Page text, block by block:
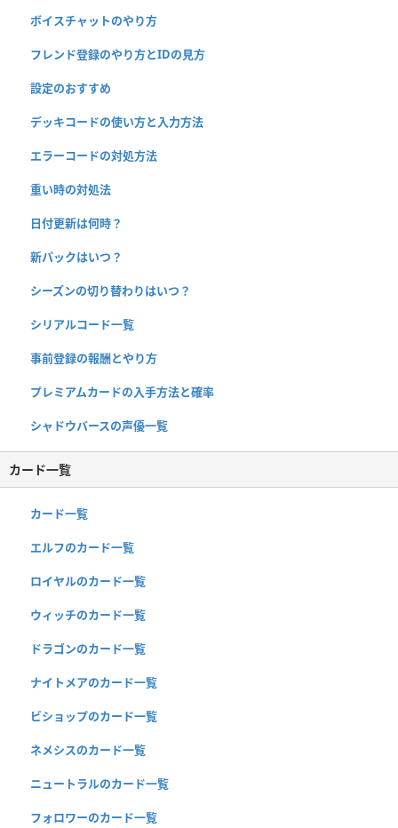
ボイスチャットのやり方
フレンド登録のやり方とIDの見方
設定のおすすめ
デッキコードの使い方と入力方法
エラーコードの対処方法
重い時の対処法
日付更新は何時？
新パックはいつ？
シーズンの切り替わりはいつ？
シリアルコード一覧
事前登録の報酬とやり方
プレミアムカードの入手方法と確率
シャドウバースの声優一覧
カード一覧
カード一覧
エルフのカード一覧
ロイヤルのカード一覧
ウィッチのカード一覧
ドラゴンのカード一覧
ナイトメアのカード一覧
ビショップのカード一覧
ネメシスのカード一覧
ニュートラルのカード一覧
フォロワーのカード一覧